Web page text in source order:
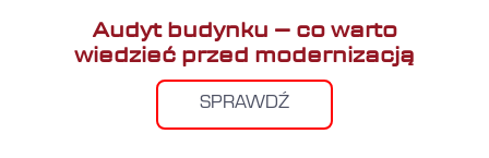
Audyt budynku – co warto
wiedzieć przed modernizacją
SPRAWDŹ